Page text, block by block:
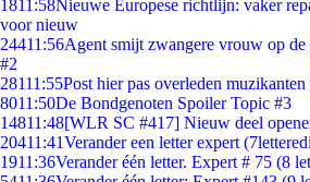
1811:58Nieuwe Europese richtlijn: vaker
voor nieuw
24411:56Agent smijt zwangere vrouw op de
#2
28111:55Post hier pas overleden muzikanten
8011:50De Bondgenoten Spoiler Topic #3
14811:48[WLR SC #417] Nieuw deel
20411:41Verander een letter expert
1911:36Verander één letter. Expert # 75 (8